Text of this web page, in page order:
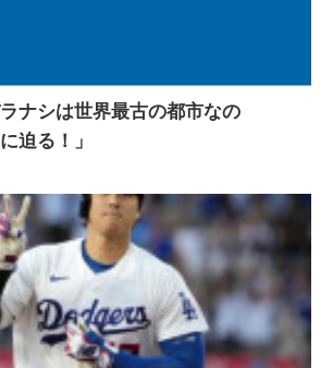
ラナシは世界最古の都市なの
迫る！」